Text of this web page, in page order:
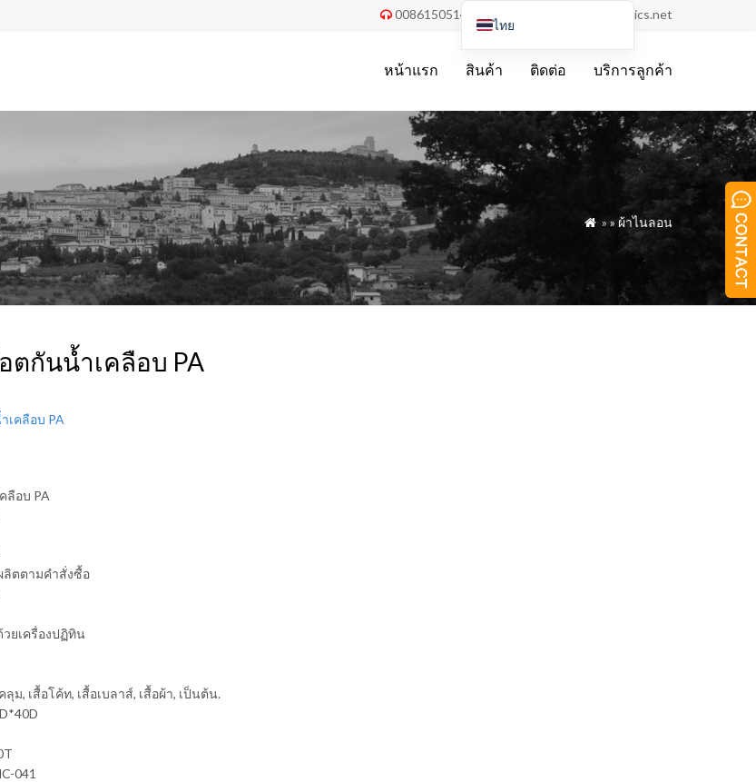
 008615051486055 order@china-fabrics.net
หน้าแรก สินค้า ติดต่อ บริการลูกค้า
 » » ผ้าไนลอน
ตกันน้ำเคลือบ PA
ลือบ PA
ลิตตามคำสั่งซื้อ
ยเครื่องปฏิทิน
ลุม, เสื้อโค้ท, เสื้อเบลาส์, เสื้อผ้า, เป็นต้น.
041
ไทย
Deutsch
Français
Italiano
Español
Русский
Türkçe